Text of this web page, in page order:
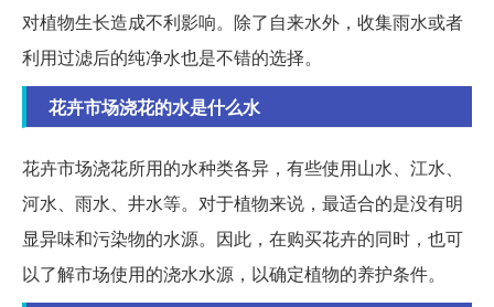
对植物生长造成不利影响。除了自来水外，收集雨水或者
利用过滤后的纯净水也是不错的选择。
花卉市场浇花的水是什么水
花卉市场浇花所用的水种类各异，有些使用山水、江水、
河水、雨水、井水等。对于植物来说，最适合的是没有明
显异味和污染物的水源。因此，在购买花卉的同时，也可
以了解市场使用的浇水水源，以确定植物的养护条件。